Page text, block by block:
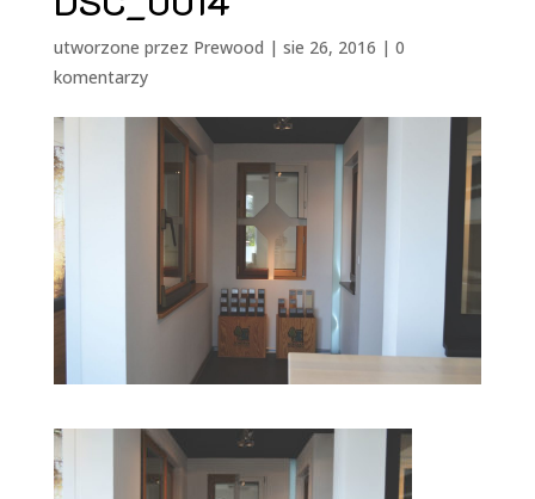
utworzone przez Prewood | sie 26, 2016 | 0
komentarzy